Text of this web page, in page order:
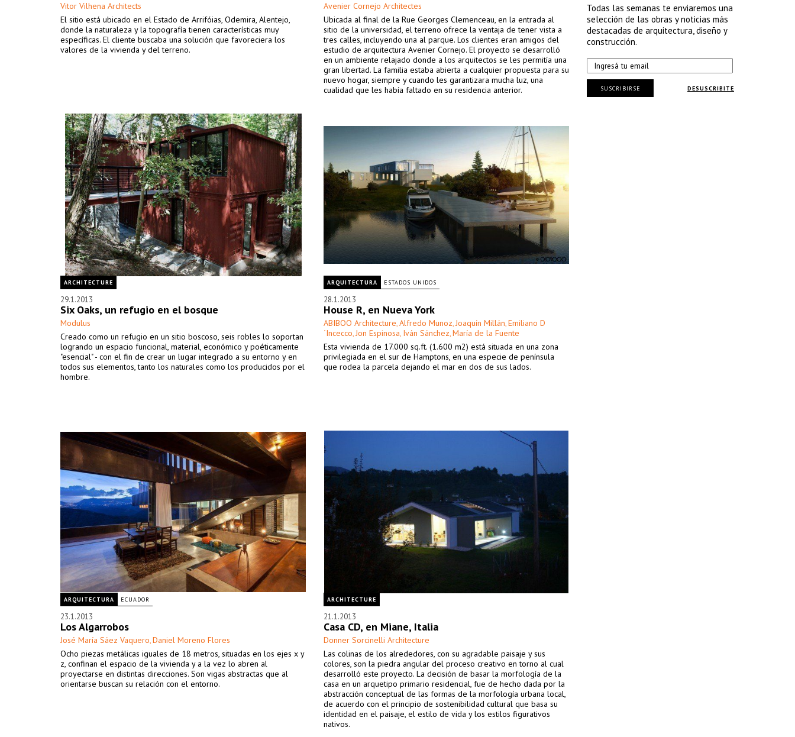
Vitor Vilhena Architects
El sitio está ubicado en el Estado de Arrifóias, Odemira, Alentejo,
donde la naturaleza y la topografía tienen características muy
específicas. El cliente buscaba una solución que favoreciera los
valores de la vivienda y del terreno.
Avenier Cornejo Architectes
Ubicada al final de la Rue Georges Clemenceau, en la entrada al
sitio de la universidad, el terreno ofrece la ventaja de tener vista a
tres calles, incluyendo una al parque. Los clientes eran amigos del
estudio de arquitectura Avenier Cornejo. El proyecto se desarrolló
en un ambiente relajado donde a los arquitectos se les permitía una
gran libertad. La familia estaba abierta a cualquier propuesta para su
nuevo hogar, siempre y cuando les garantizara mucha luz, una
cualidad que les había faltado en su residencia anterior.
ARCHITECTURE
29.1.2013
Six Oaks, un refugio en el bosque
Modulus
Creado como un refugio en un sitio boscoso, seis robles lo soportan
logrando un espacio funcional, material, económico y poéticamente
"esencial" - con el fin de crear un lugar integrado a su entorno y en
todos sus elementos, tanto los naturales como los producidos por el
hombre.
ARQUITECTURA ESTADOS UNIDOS
28.1.2013
House R, en Nueva York
ABIBOO Architecture, Alfredo Munoz, Joaquín Millán, Emiliano D
´Incecco, Jon Espinosa, Iván Sánchez, María de la Fuente
Esta vivienda de 17.000 sq.ft. (1.600 m2) está situada en una zona
privilegiada en el sur de Hamptons, en una especie de península
que rodea la parcela dejando el mar en dos de sus lados.
ARQUITECTURA ECUADOR
23.1.2013
Los Algarrobos
José María Sáez Vaquero, Daniel Moreno Flores
Ocho piezas metálicas iguales de 18 metros, situadas en los ejes x y
z, confinan el espacio de la vivienda y a la vez lo abren al
proyectarse en distintas direcciones. Son vigas abstractas que al
orientarse buscan su relación con el entorno.
ARCHITECTURE
21.1.2013
Casa CD, en Miane, Italia
Donner Sorcinelli Architecture
Las colinas de los alrededores, con su agradable paisaje y sus
colores, son la piedra angular del proceso creativo en torno al cual
desarrolló este proyecto. La decisión de basar la morfología de la
casa en un arquetipo primario residencial, fue de hecho dada por la
abstracción conceptual de las formas de la morfología urbana local,
de acuerdo con el principio de sostenibilidad cultural que basa su
identidad en el paisaje, el estilo de vida y los estilos figurativos
nativos.
Todas las semanas te enviaremos una
selección de las obras y noticias más
destacadas de arquitectura, diseño y
construcción.
DESUSCRIBITE
SUSCRIBIRSE